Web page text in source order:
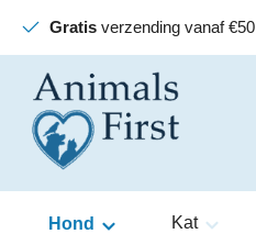
Gratisverzending vanaf €50
Hond Kat